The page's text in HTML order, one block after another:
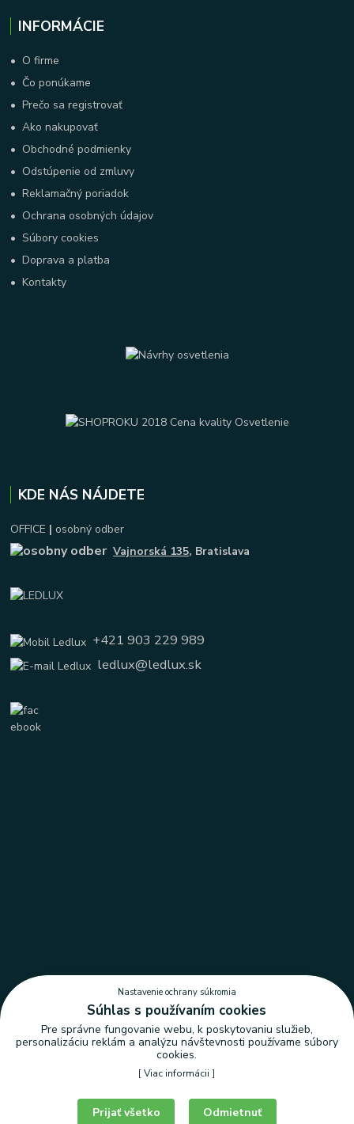
INFORMÁCIE
• O firme
• Čo ponúkame
•Prečo sa registrovať
•Ako nakupovať
• Obchodné podmienky
• Odstúpenie od zmluvy
•Reklamačný poriadok
• Ochrana osobných údajov
•Súbory cookies
•Doprava a platba
•Kontakty
KDE NÁS NÁJDETE
OFFICE | osobný odber
Vajnorská 135, Bratislava
+421 903 229 989
ledlux@ledlux.sk
Nastavenie ochrany súkromia
Nastavenie ochrany súkromia
Súhlas s používaním cookies
Pre správne fungovanie webu, k poskytovaniu služieb,
personalizáciu reklám a analýzu návštevnosti používame súbory
cookies.
[Viac informácii ]
Odmietnuť
Prijať všetko